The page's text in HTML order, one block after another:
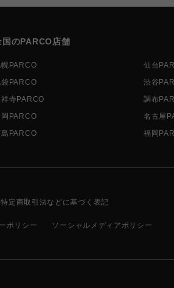
国のPARCO店舗
PARCO 仙台
PARCO
渋谷
寺PARCO
調布
岡PARCO
名古屋
島PARCO
福岡
特定商取引法などに基づく表記
ポリシー ソーシャルメディアポリシー